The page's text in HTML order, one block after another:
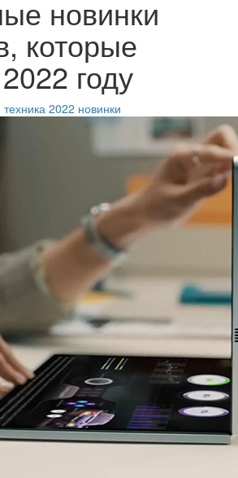
новинки
которые
году
техника 2022 новинки